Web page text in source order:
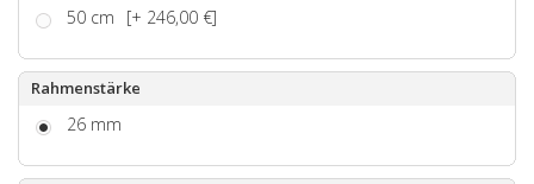
50 cm
[+ 246,00 €]
Rahmenstärke
26 mm